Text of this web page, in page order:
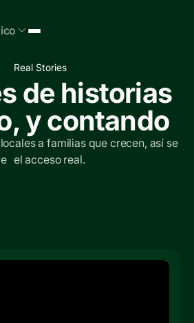
Real Stories
de historias
y contando
a familias que crecen, así se
el acceso real.